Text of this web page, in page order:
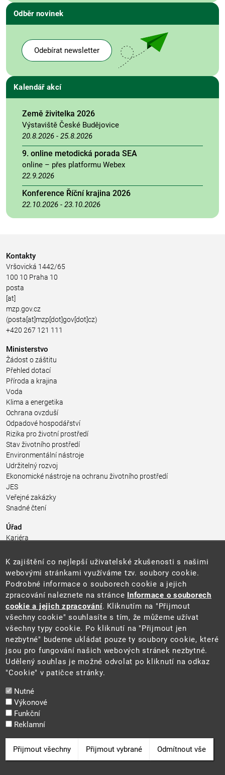
Odběr novinek
Odebírat newsletter
Kalendář akcí
Země živitelka 2026
Výstaviště České Budějovice
20.8.2026 - 25.8.2026
9. online metodická porada SEA
online – přes platformu Webex
22.9.2026
Konference Říční krajina 2026
22.10.2026 - 23.10.2026
Kontakty
Vršovická 1442/65
100 10 Praha 10
posta
[at]
mzp.gov.cz
(posta[at]mzp[dot]gov[dot]cz)
+420 267 121 111
Ministerstvo
Žádost o záštitu
Přehled dotací
Příroda a krajina
Voda
Klima a energetika
Ochrana ovzduší
Odpadové hospodářství
Rizika pro životní prostředí
Stav životního prostředí
Environmentální nástroje
Udržitelný rozvoj
Ekonomické nástroje na ochranu životního prostředí
JES
Veřejné zakázky
Snadné čtení
Úřad
Kariéra
Pro média a veřejnost
Povinně zveřejňované informace
Kontakty
Přistupnost budovy úřadu MŽP
(PDF, 204 kB)
Web
Aktuality
Ochrana osobních údajů
Prohlášení o přístupnosti
Zásady používání cookies
Mapa webu
Cookie
K zajištění co nejlepší uživatelské zkušenosti s našimi
webovými stránkami využíváme tzv. soubory cookie.
Podrobné informace o souborech cookie a jejich
zpracování naleznete na stránce Informace o souborech
cookie a jejich zpracování. Kliknutím na "Přijmout
všechny cookie" souhlasíte s tím, že můžeme užívat
všechny typy cookie. Po kliknutí na "Přijmout jen
nezbytné" budeme ukládat pouze ty soubory cookie, které
jsou pro fungování našich webových stránek nezbytné.
Udělený souhlas je možné odvolat po kliknutí na odkaz
"Cookie" v patičce stránky.
Nutné
Výkonové
Funkční
Reklamní
Přijmout všechny Přijmout vybrané Odmítnout vše